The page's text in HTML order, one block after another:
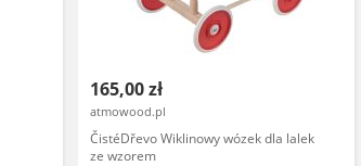
165,00 zł
atmowood.pl
ČistéDřevo Wiklinowy wózek dla lalek
ze wzorem